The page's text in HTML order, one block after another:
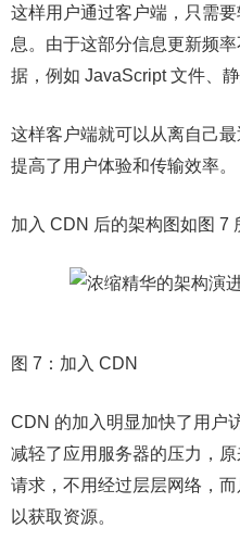
这样用户通过客户端，只需
息。由于这部分信息更新频
据，例如 JavaScript 文件、
这样客户端就可以从离自己
提高了用户体验和传输效率。
加入 CDN 后的架构图如图 7
图 7：加入 CDN
CDN 的加入明显加快了用户
减轻了应用服务器的压力，
请求，不用经过层层网络，
以获取资源。